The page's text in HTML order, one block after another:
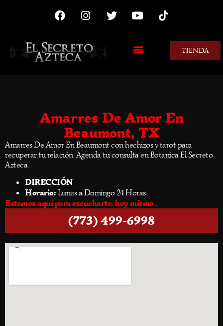
TIENDA
Amarres De Amor En
Beaumont, TX
Amarres De Amor En Beaumont con hechizos y tarot para
recuperar tu relación. Agenda tu consulta en Botanica El Secreto
Azteca.
DIRECCIÓN
Horario:Lunes a Domingo 24 Horas
Estamos aquí para escucharte, hoy mismo.
(773) 499-6998